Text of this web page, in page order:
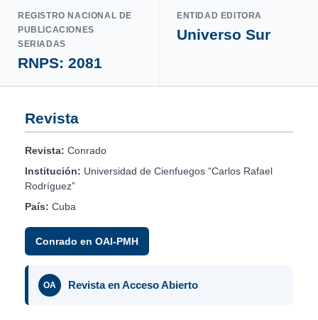
REGISTRO NACIONAL DE
PUBLICACIONES
SERIADAS
RNPS: 2081
ENTIDAD EDITORA
Universo Sur
Revista
Revista: Conrado
Institución: Universidad de Cienfuegos “Carlos Rafael
Rodríguez”
País: Cuba
Conrado en OAI-PMH
OA Revista en Acceso Abierto